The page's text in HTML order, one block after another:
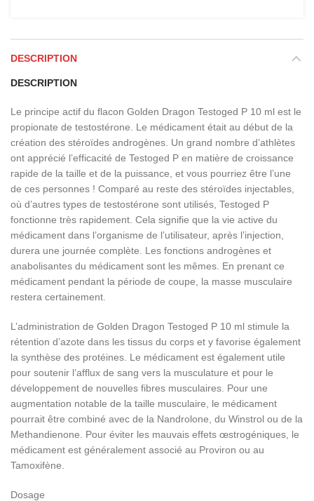
DESCRIPTION
DESCRIPTION
Le principe actif du flacon Golden Dragon Testoged P 10 ml est le
propionate de testostérone. Le médicament était au début de la
création des stéroïdes androgènes. Un grand nombre d’athlètes
ont apprécié l’efficacité de Testoged P en matière de croissance
rapide de la taille et de la puissance, et vous pourriez être l’une
de ces personnes ! Comparé au reste des stéroïdes injectables,
où d’autres types de testostérone sont utilisés, Testoged P
fonctionne très rapidement. Cela signifie que la vie active du
médicament dans l’organisme de l’utilisateur, après l’injection,
durera une journée complète. Les fonctions androgènes et
anabolisantes du médicament sont les mêmes. En prenant ce
médicament pendant la période de coupe, la masse musculaire
restera certainement.
L’administration de Golden Dragon Testoged P 10 ml stimule la
rétention d’azote dans les tissus du corps et y favorise également
la synthèse des protéines. Le médicament est également utile
pour soutenir l’afflux de sang vers la musculature et pour le
développement de nouvelles fibres musculaires. Pour une
augmentation notable de la taille musculaire, le médicament
pourrait être combiné avec de la Nandrolone, du Winstrol ou de la
Methandienone. Pour éviter les mauvais effets œstrogéniques, le
médicament est généralement associé au Proviron ou au
Tamoxifène.
Dosage